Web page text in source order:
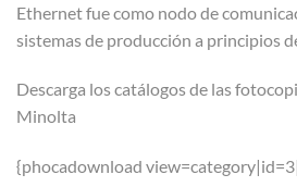
Ethernet fue como nodo de
sistemas de producción a principios
Descarga los catálogos de las
Minolta
{phocadownload